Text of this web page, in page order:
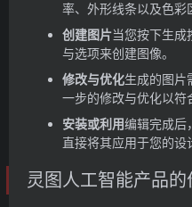
率、外形线条以及色彩
创建图片当您按下生成
与选项来创建图像。
修改与优化生成的图片
一步的修改与优化以符
安装或利用编辑完成后
直接将其应用于您的设
灵图人工智能产品的